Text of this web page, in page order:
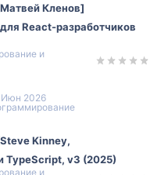
Кленов]
React-разработчиков
и
Июн 2026
Kinney,
TypeScript, v3 (2025)
и